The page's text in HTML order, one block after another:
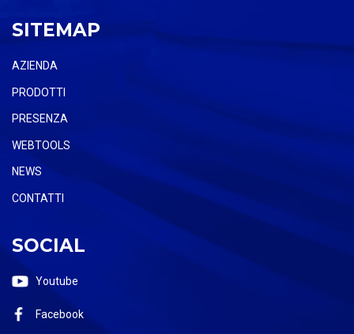
SITEMAP
AZIENDA
PRODOTTI
PRESENZA
WEBTOOLS
NEWS
CONTATTI
SOCIAL
Youtube
Facebook